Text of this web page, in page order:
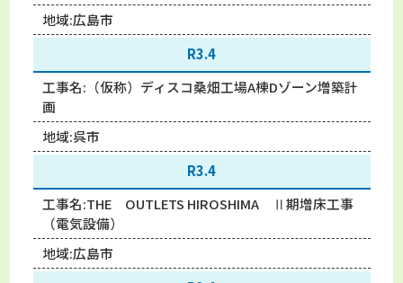
地域:広島市
R3.4
工事名: （仮称）ディスコ桑畑工場A棟Dゾーン増築計
画
地域:呉市
R3.4
工事名:THE OUTLETS HIROSHIMA Ⅱ期増床工事
（電気設備）
地域:広島市